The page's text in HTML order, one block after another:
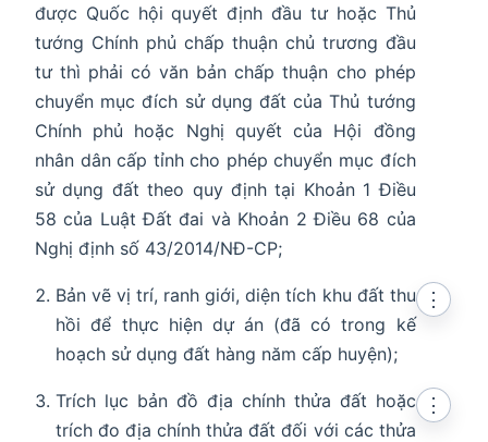
được Quốc hội quyết định đầu tư hoặc Thủ
tướng Chính phủ chấp thuận chủ trương đầu
tư thì phải có văn bản chấp thuận cho phép
chuyển mục đích sử dụng đất của Thủ tướng
Chính phủ hoặc Nghị quyết của Hội đồng
nhân dân cấp tỉnh cho phép chuyển mục đích
sử dụng đất theo quy định tại Khoản 1 Điều
58 của Luật Đất đai và Khoản 2 Điều 68 của
Nghị định số 43/2014/NĐ-CP;
Bản vẽ vị trí, ranh giới, diện tích khu đất thu
hồi để thực hiện dự án (đã có trong kế
hoạch sử dụng đất hàng năm cấp huyện);
⋮
Trích lục bản đồ địa chính thửa đất hoặc
trích đo địa chính thửa đất đối với các thửa
⋮